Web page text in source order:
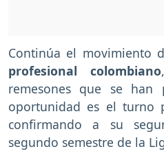
Continúa el movimiento
profesional colombiano
remesones que se han
oportunidad es el turno
confirmando a su
segundo semestre de la